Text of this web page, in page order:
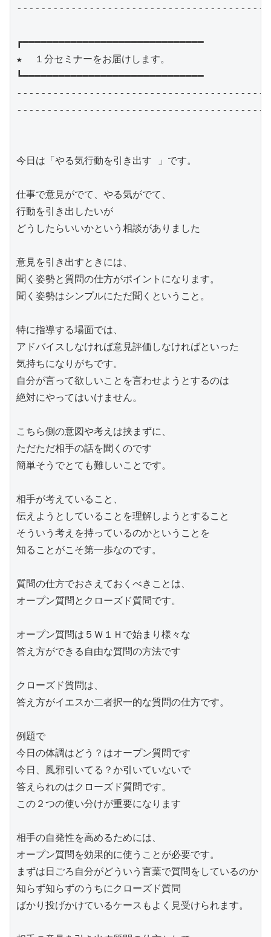
┏━━━━━━━━━━━━━━━━━━━━━━━━━━━━━━
★  １分セミナーをお届けします。
┗━━━━━━━━━━━━━━━━━━━━━━━━━━━━━━
今日は「やる気行動を引き出す 」です。
仕事で意見がでて、やる気がでて、
行動を引き出したいが
どうしたらいいかという相談がありました
意見を引き出すときには、
聞く姿勢と質問の仕方がポイントになります。
聞く姿勢はシンプルにただ聞くということ。
特に指導する場面では、
アドバイスしなければ意見評価しなければといった
気持ちになりがちです。
自分が言って欲しいことを言わせようとするのは
絶対にやってはいけません。
こちら側の意図や考えは挟まずに、
ただただ相手の話を聞くのです
簡単そうでとても難しいことです。
相手が考えていること、
伝えようとしていることを理解しようとすること
そういう考えを持っているのかということを
知ることがこそ第一歩なのです。
質問の仕方でおさえておくべきことは、
オープン質問とクローズド質問です。
オープン質問は５Ｗ１Ｈで始まり様々な
答え方ができる自由な質問の方法です
クローズド質問は、
答え方がイエスか二者択一的な質問の仕方です。
例題で
今日の体調はどう？はオープン質問です
今日、風邪引いてる？か引いていないで
答えられのはクローズド質問です。
この２つの使い分けが重要になります
相手の自発性を高めるためには、
オープン質問を効果的に使うことが必要です。
まずは日ごろ自分がどういう言葉で質問をしているのか？
知らず知らずのうちにクローズド質問
ばかり投げかけているケースもよく見受けられます。